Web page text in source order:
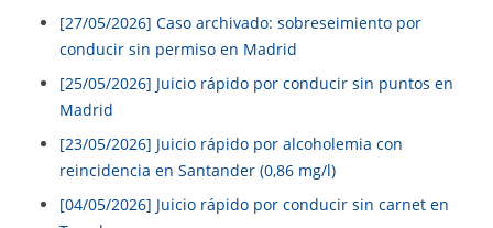
[27/05/2026] Caso archivado: sobreseimiento por
conducir sin permiso en Madrid
[25/05/2026] Juicio rápido por conducir sin puntos en
Madrid
[23/05/2026] Juicio rápido por alcoholemia con
reincidencia en Santander (0,86 mg/l)
[04/05/2026] Juicio rápido por conducir sin carnet en